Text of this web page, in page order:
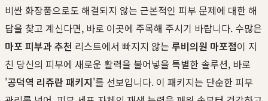
비싼 화장품으로도 해결되지 않는 근본적인 피부 문제에 대한 해
답을 찾고 계신다면, 바로 이곳에 주목해 주시기 바랍니다. 수많은
마포 피부과 추천 리스트에서 빠지지 않는 루비의원 마포점이 지
친 당신의 피부에 새로운 활력을 불어넣을 특별한 솔루션, 바로
'공덕역 리쥬란 패키지'를 선보입니다. 이 패키지는 단순한 피부